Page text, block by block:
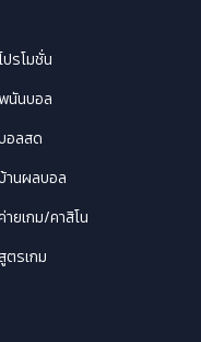
ปรโมชั่น
พนันบอล
อลสด
านผลบอล
ายเกม/คาสิโน
ตรเกม